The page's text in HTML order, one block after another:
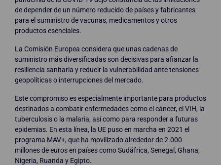
de depender de un número reducido de países y fabricantes
para el suministro de vacunas, medicamentos y otros
productos esenciales.
La Comisión Europea considera que unas cadenas de
suministro más diversificadas son decisivas para afianzar la
resiliencia sanitaria y reducir la vulnerabilidad ante tensiones
geopolíticas o interrupciones del mercado.
Este compromiso es especialmente importante para productos
destinados a combatir enfermedades como el cáncer, el VIH, la
tuberculosis o la malaria, así como para responder a futuras
epidemias. En esta línea, la UE puso en marcha en 2021 el
programa MAV+, que ha movilizado alrededor de 2.000
millones de euros en países como Sudáfrica, Senegal, Ghana,
Nigeria, Ruanda y Egipto.